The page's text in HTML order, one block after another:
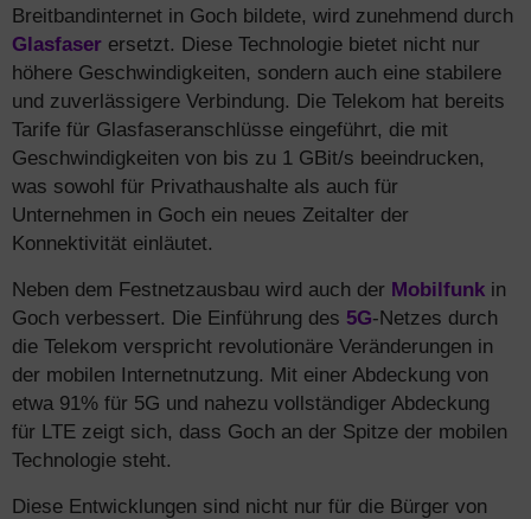
Breitbandinternet in Goch bildete, wird zunehmend durch
Glasfaser ersetzt. Diese Technologie bietet nicht nur
höhere Geschwindigkeiten, sondern auch eine stabilere
und zuverlässigere Verbindung. Die Telekom hat bereits
Tarife für Glasfaseranschlüsse eingeführt, die mit
Geschwindigkeiten von bis zu 1 GBit/s beeindrucken,
was sowohl für Privathaushalte als auch für
Unternehmen in Goch ein neues Zeitalter der
Konnektivität einläutet.
Neben dem Festnetzausbau wird auch der Mobilfunk in
Goch verbessert. Die Einführung des 5G-Netzes durch
die Telekom verspricht revolutionäre Veränderungen in
der mobilen Internetnutzung. Mit einer Abdeckung von
etwa 91% für 5G und nahezu vollständiger Abdeckung
für LTE zeigt sich, dass Goch an der Spitze der mobilen
Technologie steht.
Diese Entwicklungen sind nicht nur für die Bürger von